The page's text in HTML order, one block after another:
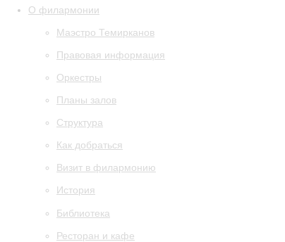
О филармонии
Маэстро Темирканов
Правовая информация
Оркестры
Планы залов
Структура
Как добраться
Визит в филармонию
История
Библиотека
Ресторан и кафе